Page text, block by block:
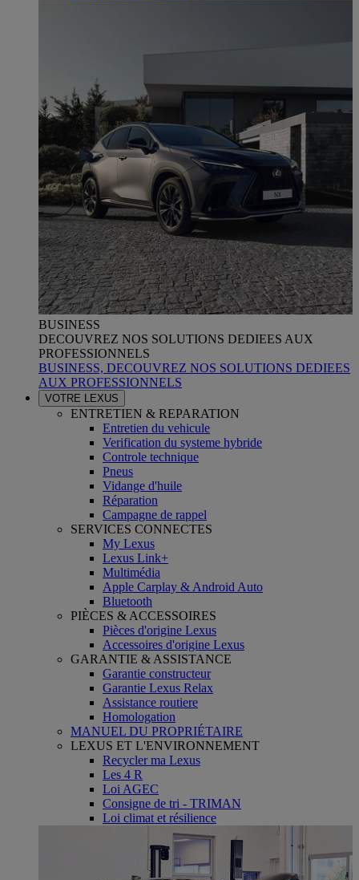
BUSINESS
DECOUVREZ NOS SOLUTIONS DEDIEES AUX
PROFESSIONNELS
BUSINESS, DECOUVREZ NOS SOLUTIONS DEDIEES
AUX PROFESSIONNELS
VOTRE LEXUS
ENTRETIEN & REPARATION
Entretien du vehicule
Verification du systeme hybride
Controle technique
Pneus
Vidange d'huile
Réparation
Campagne de rappel
SERVICES CONNECTES
My Lexus
Lexus Link+
Multimédia
Apple Carplay & Android Auto
Bluetooth
PIÈCES & ACCESSOIRES
Pièces d'origine Lexus
Accessoires d'origine Lexus
GARANTIE & ASSISTANCE
Garantie constructeur
Garantie Lexus Relax
Assistance routiere
Homologation
MANUEL DU PROPRIÉTAIRE
LEXUS ET L'ENVIRONNEMENT
Recycler ma Lexus
Les 4 R
Loi AGEC
Consigne de tri - TRIMAN
Loi climat et résilience